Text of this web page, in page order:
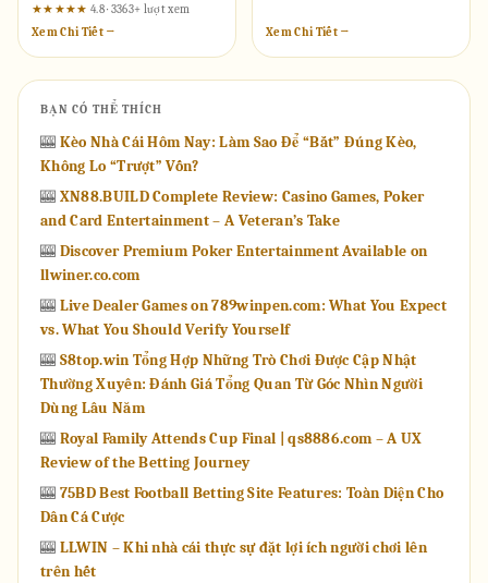
Chơi Thực Chiến Cho Dân
Chuyên
★★★★★ 4.8 · 3363+ lượt xem
Xem Chi Tiết →
Xem Chi Tiết →
BẠN CÓ THỂ THÍCH
🎰 Kèo Nhà Cái Hôm Nay: Làm Sao Để “Bắt” Đúng Kèo,
Không Lo “Trượt” Vốn?
🎰 XN88.BUILD Complete Review: Casino Games, Poker
and Card Entertainment – A Veteran’s Take
🎰 Discover Premium Poker Entertainment Available on
llwiner.co.com
🎰 Live Dealer Games on 789winpen.com: What You Expect
vs. What You Should Verify Yourself
🎰 S8top.win Tổng Hợp Những Trò Chơi Được Cập Nhật
Thường Xuyên: Đánh Giá Tổng Quan Từ Góc Nhìn Người
Dùng Lâu Năm
🎰 Royal Family Attends Cup Final | qs8886.com – A UX
Review of the Betting Journey
🎰 75BD Best Football Betting Site Features: Toàn Diện Cho
Dân Cá Cược
🎰 LLWIN – Khi nhà cái thực sự đặt lợi ích người chơi lên
trên hết